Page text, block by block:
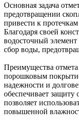
Основная задача
предотвращении
привести к
Благодаря своей
водосточный
сбор воды,
Преимущества
порошковым
надежности и
обеспечивает защиту
позволяет
повышенной